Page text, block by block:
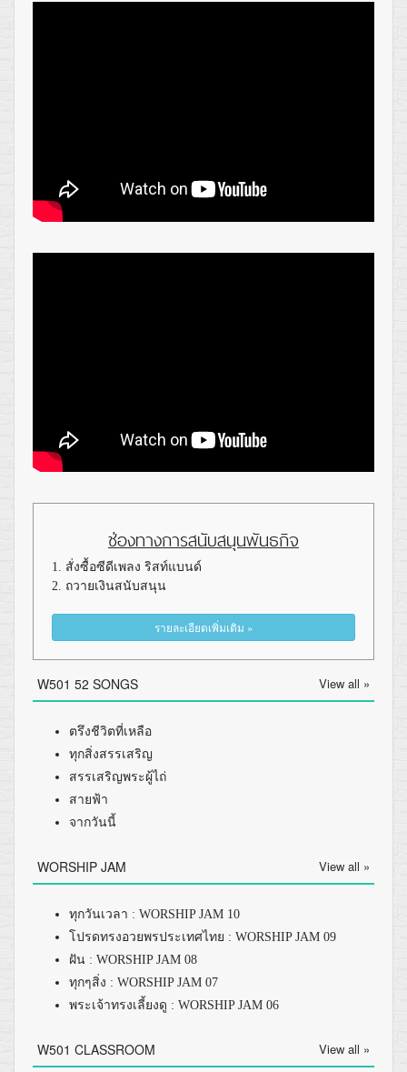
ช่องทางการสนับสนุนพันธกิจ
1. สั่งซื้อซีดีเพลง ริสท์แบนด์
2. ถวายเงินสนับสนุน
รายละเอียดเพิ่มเติม »
W501 52 SONGS View all »
ตรึงชีวิตที่เหลือ
ทุกสิ่งสรรเสริญ
สรรเสริญพระผู้ไถ่
สายฟ้า
จากวันนี้
WORSHIP JAM View all »
ทุกวันเวลา : WORSHIP JAM 10
โปรดทรงอวยพรประเทศไทย : WORSHIP JAM 09
ฝัน : WORSHIP JAM 08
ทุกๆสิ่ง : WORSHIP JAM 07
พระเจ้าทรงเลี้ยงดู : WORSHIP JAM 06
W501 CLASSROOM View all »